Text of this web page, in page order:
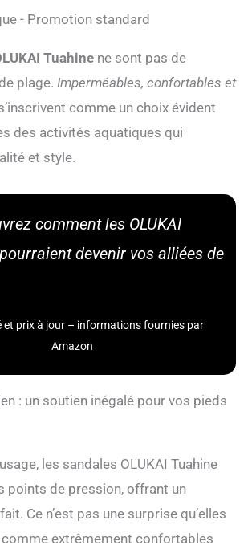
Tuahine ne sont pas de
plage. Imperméables, confortables et
comme un choix évident
des activités aquatiques qui
et style.
comment les OLUKAI
devenir vos alliées de
et prix à jour – informations fournies par
Amazon
: un soutien inégalé pour vos pieds
les sandales OLUKAI Tuahine
points de pression, offrant un
Ce n’est pas une surprise qu’elles
extrêmement confortables